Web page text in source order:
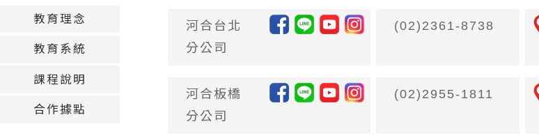
教育理念
教育系統
課程說明
合作據點
河合台北
分公司
(02)2361-8738
河合板橋
分公司
(02)2955-1811